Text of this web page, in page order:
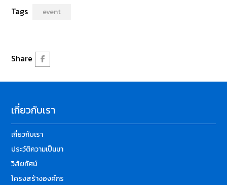
Tags event
Share
เกี่ยวกับเรา
เกี่ยวกับเรา
ประวัติความเป็นมา
วิสัยทัศน์
โครงสร้างองค์กร